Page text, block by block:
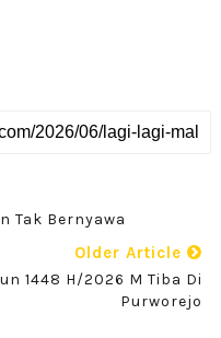
Tak Bernyawa
Older Article
1448 H/2026 M Tiba Di
Purworejo